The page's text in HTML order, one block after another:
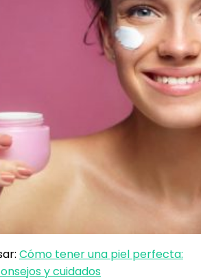
Cómo tener una piel perfecta:
y cuidados